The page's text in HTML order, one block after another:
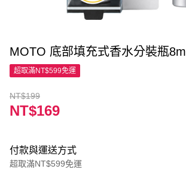
MOTO 底部填充式香水分裝瓶8ml
超取滿NT$599免運
NT$199
NT$169
付款與運送方式
超取滿NT$599免運